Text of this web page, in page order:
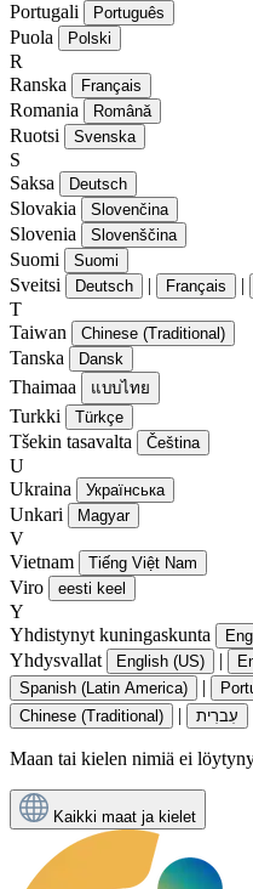
Portugali
Português
Puola Polski
R
Ranska
Français
Romania Română
Ruotsi Svenska
S
Saksa
Deutsch
Slovakia Slovenčina
Slovenia Slovenščina
Suomi Suomi
Sveitsi Deutsch | Français |
T
Taiwan
Chinese (Traditional)
Tanska Dansk
Thaimaa แบบไทย
Turkki Türkçe
Tšekin tasavalta Čeština
U
Ukraina
Українська
Unkari Magyar
V
Vietnam
Tiếng Việt Nam
Viro eesti keel
Y
Yhdistynyt kuningaskunta
Yhdysvallat English (US) |
Spanish (Latin America) |
Chinese (Traditional) | עִברִית
Maan tai kielen nimiä ei
Kaikki maat ja kielet